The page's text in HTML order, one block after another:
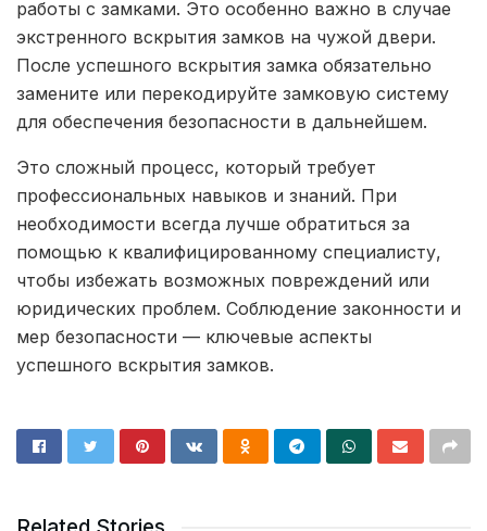
работы с замками. Это особенно важно в случае
экстренного вскрытия замков на чужой двери.
После успешного вскрытия замка обязательно
замените или перекодируйте замковую систему
для обеспечения безопасности в дальнейшем.
Это сложный процесс, который требует
профессиональных навыков и знаний. При
необходимости всегда лучше обратиться за
помощью к квалифицированному специалисту,
чтобы избежать возможных повреждений или
юридических проблем. Соблюдение законности и
мер безопасности — ключевые аспекты
успешного вскрытия замков.